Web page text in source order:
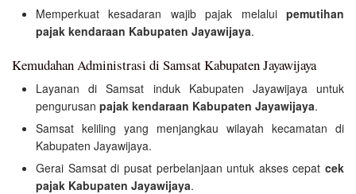
Memperkuat kesadaran wajib pajak melalui pemutihan
pajak kendaraan Kabupaten Jayawijaya.
Kemudahan Administrasi di Samsat Kabupaten Jayawijaya
Layanan di Samsat induk Kabupaten Jayawijaya untuk
pengurusan pajak kendaraan Kabupaten Jayawijaya.
Samsat keliling yang menjangkau wilayah kecamatan di
Kabupaten Jayawijaya.
Gerai Samsat di pusat perbelanjaan untuk akses cepat cek
pajak Kabupaten Jayawijaya.